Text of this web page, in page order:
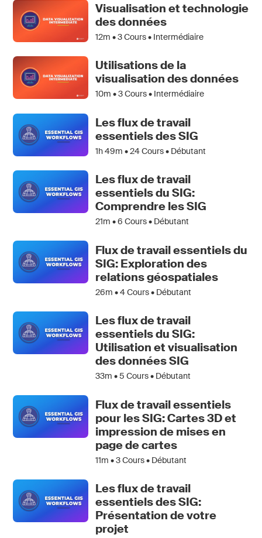
Visualisation et technologie
des données
12m •3Cours • Intermédiaire
Utilisations de la
visualisation des données
10m •3Cours • Intermédiaire
Les flux de travail
essentiels des SIG
1h 49m •24Cours • Débutant
Les flux de travail
essentiels du SIG:
Comprendre les SIG
21m •6 Cours • Débutant
Flux de travail essentiels du
SIG: Exploration des
relations géospatiales
26m •4Cours • Débutant
Les flux de travail
essentiels du SIG:
Utilisation et visualisation
des données SIG
33m •5 Cours • Débutant
Flux de travail essentiels
pour les SIG: Cartes 3D et
impression de mises en
page de cartes
11m •3Cours • Débutant
Les flux de travail
essentiels des SIG:
Présentation de votre
projet